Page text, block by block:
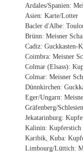
Ardales/Spanien:
Asien: Karte/Lotter
Bacler d'Albe:
Brünn: Meisner
Cadiz: Guckkasten-
Coimbra: Meisner
Colmar (Elsass):
Colmar: Meisner
Dünnkirchen:
Eger/Ungarn:
Gräfenberg/
Jekatarinburg:
Kalinin: Kupferstich
Karibik, Kuba:
Limbourg/Lüttich: